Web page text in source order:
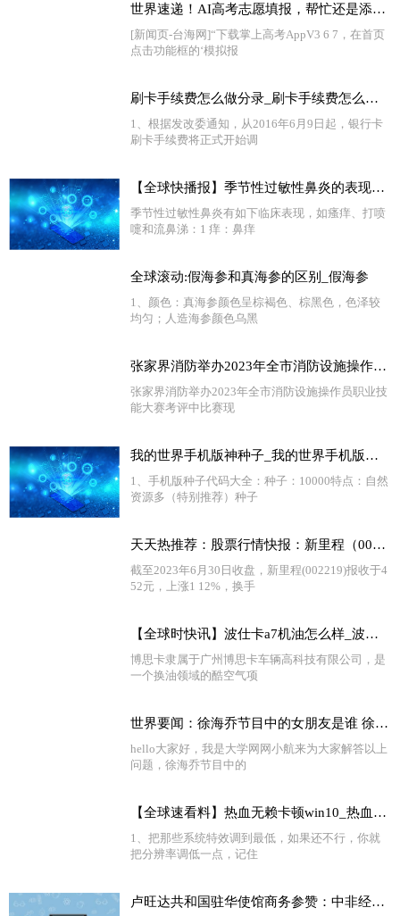
世界速递！AI高考志愿填报，帮忙还是添乱？
[新闻页-台海网]“下载掌上高考AppV3 6 7，在首页
点击功能框的‘模拟报
刷卡手续费怎么做分录_刷卡手续费怎么算|环球热闻
1、根据发改委通知，从2016年6月9日起，银行卡
刷卡手续费将正式开始调
【全球快播报】季节性过敏性鼻炎的表现有哪些_季节性过敏性鼻炎的表现
季节性过敏性鼻炎有如下临床表现，如瘙痒、打喷
嚏和流鼻涕：1 痒：鼻痒
全球滚动:假海参和真海参的区别_假海参
1、颜色：真海参颜色呈棕褐色、棕黑色，色泽较
均匀；人造海参颜色乌黑
张家界消防举办2023年全市消防设施操作员职业技能大赛 天天视点
张家界消防举办2023年全市消防设施操作员职业技
能大赛考评中比赛现
我的世界手机版神种子_我的世界手机版种子 天天短讯
1、手机版种子代码大全：种子：10000特点：自然
资源多（特别推荐）种子
天天热推荐：股票行情快报：新里程（002219）6月30日主力资金净卖出670.50万元
截至2023年6月30日收盘，新里程(002219)报收于4
52元，上涨1 12%，换手
【全球时快讯】波仕卡a7机油怎么样_波仕卡机油质量怎么样
博思卡隶属于广州博思卡车辆高科技有限公司，是
一个换油领域的酷空气项
世界要闻：徐海乔节目中的女朋友是谁 徐海乔前女友是谁猜测
hello大家好，我是大学网网小航来为大家解答以上
问题，徐海乔节目中的
【全球速看料】热血无赖卡顿win10_热血无赖卡顿
1、把那些系统特效调到最低，如果还不行，你就
把分辨率调低一点，记住
卢旺达共和国驻华使馆商务参赞：中非经贸合作大有可为